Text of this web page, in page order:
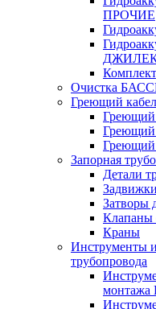
ПРОЧИЕ
Очистка
Греющий
Греющий
Греющий
Греющий
Запорная
Детали
Задвижки
Затворы
Клапаны
Краны
Инструменты
трубопровода
монтажа